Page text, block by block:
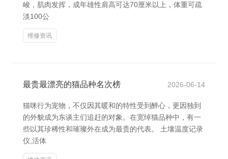
峻，肌肉发挥，成年雄性肩高可达70厘米以上，体重可疏
淡100公
维修资讯
最贵最漂亮的猫品种名次榜 2026-06-14
猫咪行为宠物，不仅因其暖和的特性受到醉心，更因独到
的外貌成为东谈主们追赶的对象。在宽绰猫品种中，有一
些以其珍稀性和璀璨外在成为最贵的代表。 土壤温度记录
仪,活体